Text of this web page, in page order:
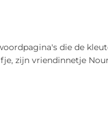
die de
zijn vriendinnetje